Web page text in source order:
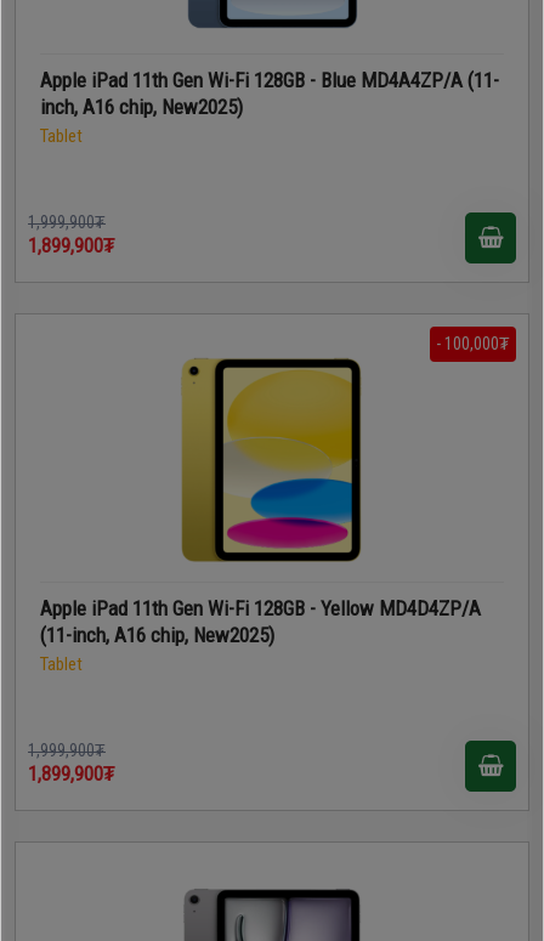
Apple iPad 11th Gen Wi-Fi 128GB - Blue MD4A4ZP/A (11-
inch, A16 chip, New2025)
Tablet
1,999,900₮
1,899,900₮
- 100,000₮
Apple iPad 11th Gen Wi-Fi 128GB - Yellow MD4D4ZP/A
(11-inch, A16 chip, New2025)
Tablet
1,999,900₮
1,899,900₮